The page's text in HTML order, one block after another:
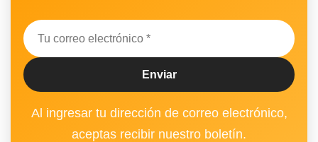
Al ingresar tu dirección de correo electrónico,
aceptas recibir nuestro boletín.